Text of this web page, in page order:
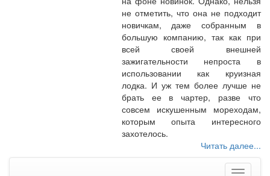
не отметить, что она не подходит
новичкам, даже собранным в
большую компанию, так как при
всей своей внешней
зажигательности непроста в
использовании как круизная
лодка. И уж тем более лучше не
брать ее в чартер, разве что
совсем искушенным мореходам,
которым опыта интересного
захотелось.
Читать далее...